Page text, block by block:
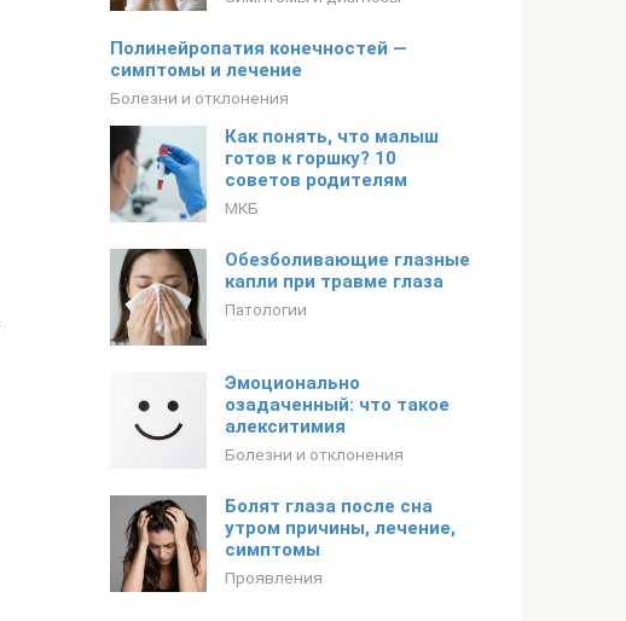
Полинейропатия конечностей —
симптомы и лечение
Болезни и отклонения
Как понять, что малыш
готов к горшку? 10
советов родителям
МКБ
Обезболивающие глазные
капли при травме глаза
Патологии
Эмоционально
озадаченный: что такое
алекситимия
Болезни и отклонения
Болят глаза после сна
утром причины, лечение,
симптомы
Проявления